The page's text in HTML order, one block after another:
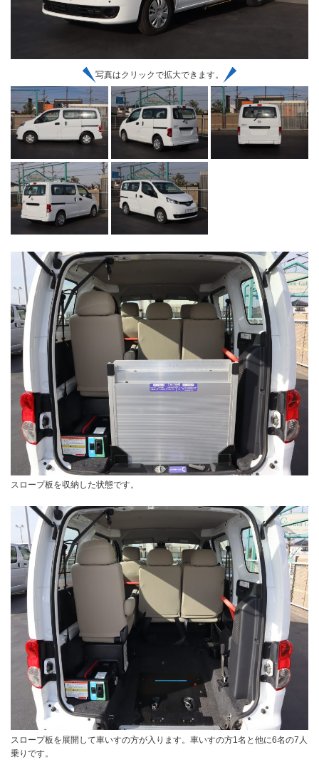
写真はクリックで拡大できます。
スロープ板を収納した状態です。
スロープ板を展開して車いすの方が入ります。車いすの方1名と他に6名の7人
乗りです。